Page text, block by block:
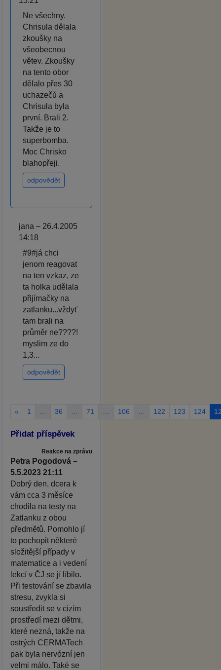
Ne všechny.
Chrisula dělala
zkoušky na
všeobecnou
větev. Zkoušky
na tento obor
dělalo přes 30
uchazečů a
Chrisula byla
první. Brali 2.
Takže je to
superbomba.
Moc Chrisko
blahopřeji.
odpovědět
jana – 26.4.2005
14:18
#9#já chci
jenom reagovat
na ten vzkaz, ze
ta holka udělala
přijímačky na
zatlanku...vždyť
tam brali na
průměr ne????!
myslim ze do
1,3...
odpovědět
« 1 … 36 … 71 … 106 … 122 123 124
Přidat příspěvek
Reakce na zprávu
Petra Pogodová –
5.5.2023 21:11
Dobrý den, dcera k
vám cca 3 měsíce
chodila na testy na
Zatlanku z obou
předmětů. Pomohlo jí
to pochopit některé
složitější případy v
matematice a i vedení
lekcí v ČJ se jí líbilo.
Při testování se zbavila
stresu, zvykla si
soustředit se v cizím
prostředí mezi dětmi,
které nezná, takže na
ostrých CERMATech
pak byla nervózní jen
velmi málo. Také se